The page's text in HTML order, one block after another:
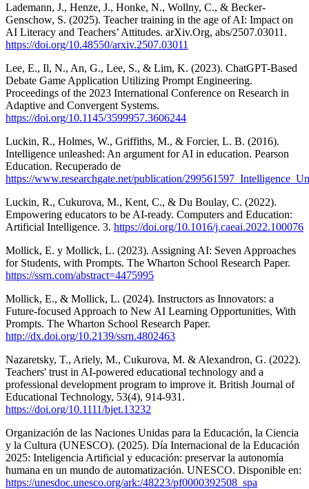
Lademann, J., Henze, J., Honke, N., Wollny, C., & Becker-
Genschow, S. (2025). Teacher training in the age of AI: Impact on
AI Literacy and Teachers’ Attitudes. arXiv.Org, abs/2507.03011.
https://doi.org/10.48550/arxiv.2507.03011
Lee, E., Il, N., An, G., Lee, S., & Lim, K. (2023). ChatGPT-Based
Debate Game Application Utilizing Prompt Engineering.
Proceedings of the 2023 International Conference on Research in
Adaptive and Convergent Systems.
https://doi.org/10.1145/3599957.3606244
Luckin, R., Holmes, W., Griffiths, M., & Forcier, L. B. (2016).
Intelligence unleashed: An argument for AI in education. Pearson
Education. Recuperado de
https://www.researchgate.net/publication/
Luckin, R., Cukurova, M., Kent, C., & Du Boulay, C. (2022).
Empowering educators to be AI-ready. Computers and Education:
Artificial Intelligence. 3. https://doi.org/10.1016/j.caeai.2022.100076
Mollick, E. y Mollick, L. (2023). Assigning AI: Seven Approaches
for Students, with Prompts. The Wharton School Research Paper.
https://ssrn.com/abstract=4475995
Mollick, E., & Mollick, L. (2024). Instructors as Innovators: a
Future-focused Approach to New AI Learning Opportunities, With
Prompts. The Wharton School Research Paper.
http://dx.doi.org/10.2139/ssrn.4802463
Nazaretsky, T., Ariely, M., Cukurova, M. & Alexandron, G. (2022).
Teachers' trust in AI‐powered educational technology and a
professional development program to improve it. British Journal of
Educational Technology, 53(4), 914-931.
https://doi.org/10.1111/bjet.13232
Organización de las Naciones Unidas para la Educación, la Ciencia
y la Cultura (UNESCO). (2025). Día Internacional de la Educación
2025: Inteligencia Artificial y educación: preservar la autonomía
humana en un mundo de automatización. UNESCO. Disponible en:
https://unesdoc.unesco.org/ark:/48223/pf0000392508_spa